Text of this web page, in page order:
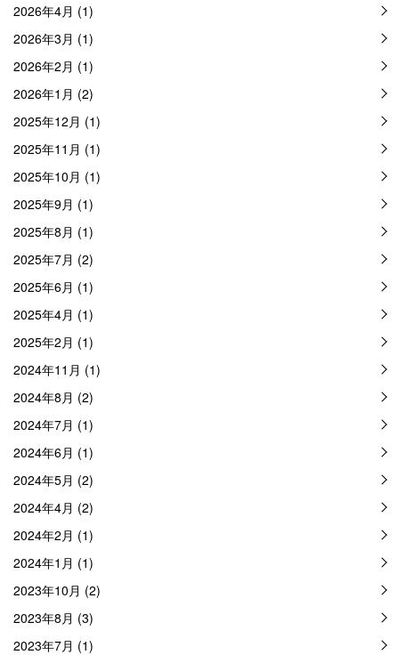
2026年4月 (1)
2026年3月 (1)
2026年2月 (1)
2026年1月 (2)
2025年12月 (1)
2025年11月 (1)
2025年10月 (1)
2025年9月 (1)
2025年8月 (1)
2025年7月 (2)
2025年6月 (1)
2025年4月 (1)
2025年2月 (1)
2024年11月 (1)
2024年8月 (2)
2024年7月 (1)
2024年6月 (1)
2024年5月 (2)
2024年4月 (2)
2024年2月 (1)
2024年1月 (1)
2023年10月 (2)
2023年8月 (3)
2023年7月 (1)